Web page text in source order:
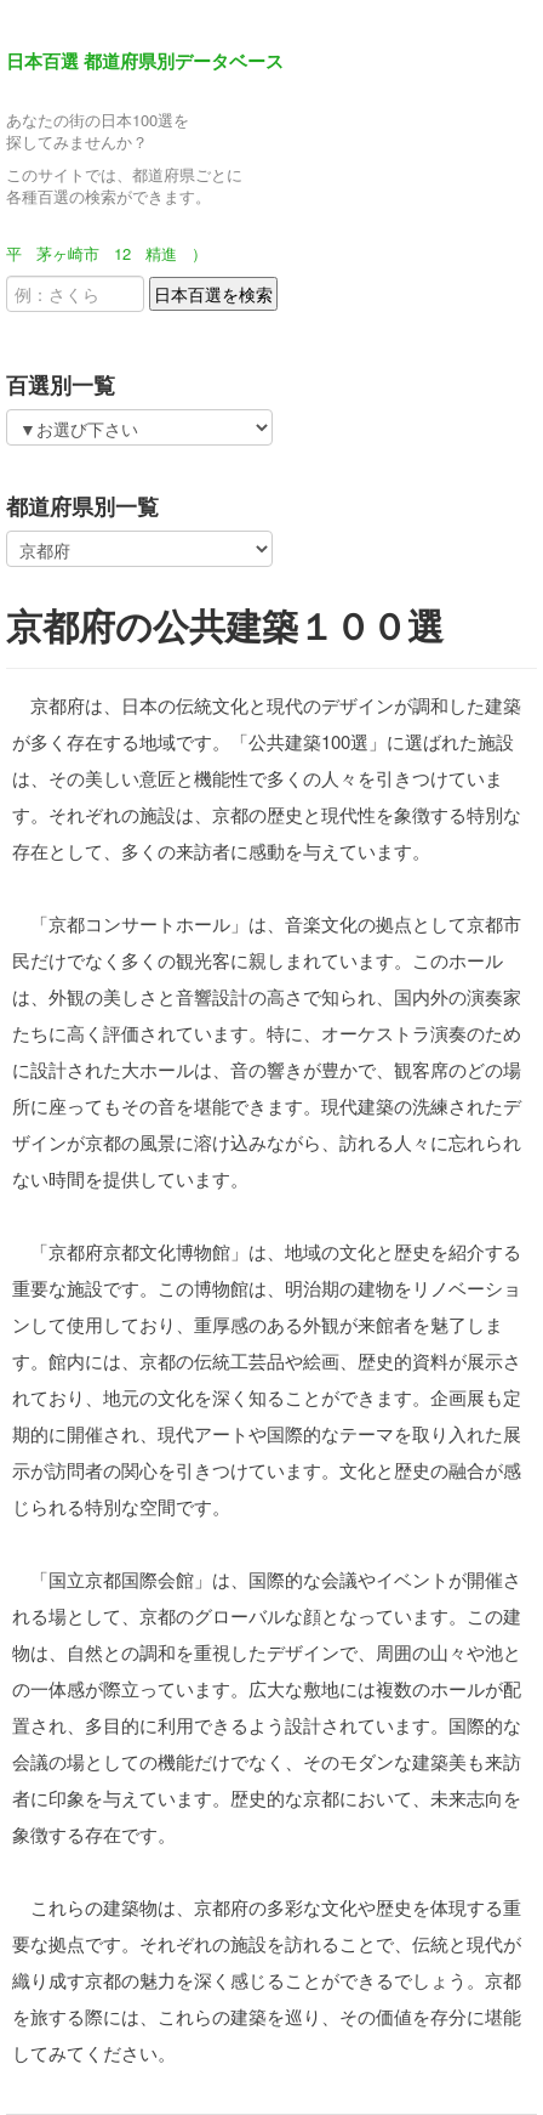
日本百選 都道府県別データベース
あなたの街の日本100選を
探してみませんか？
このサイトでは、都道府県ごとに
各種百選の検索ができます。
平 茅ヶ崎市 12 精進 ）
百選別一覧
都道府県別一覧
京都府の公共建築１００選
京都府は、日本の伝統文化と現代のデザインが調和した建築
が多く存在する地域です。「公共建築100選」に選ばれた施設
は、その美しい意匠と機能性で多くの人々を引きつけていま
す。それぞれの施設は、京都の歴史と現代性を象徴する特別な
存在として、多くの来訪者に感動を与えています。
「京都コンサートホール」は、音楽文化の拠点として京都市
民だけでなく多くの観光客に親しまれています。このホール
は、外観の美しさと音響設計の高さで知られ、国内外の演奏家
たちに高く評価されています。特に、オーケストラ演奏のため
に設計された大ホールは、音の響きが豊かで、観客席のどの場
所に座ってもその音を堪能できます。現代建築の洗練されたデ
ザインが京都の風景に溶け込みながら、訪れる人々に忘れられ
ない時間を提供しています。
「京都府京都文化博物館」は、地域の文化と歴史を紹介する
重要な施設です。この博物館は、明治期の建物をリノベーショ
ンして使用しており、重厚感のある外観が来館者を魅了しま
す。館内には、京都の伝統工芸品や絵画、歴史的資料が展示さ
れており、地元の文化を深く知ることができます。企画展も定
期的に開催され、現代アートや国際的なテーマを取り入れた展
示が訪問者の関心を引きつけています。文化と歴史の融合が感
じられる特別な空間です。
「国立京都国際会館」は、国際的な会議やイベントが開催さ
れる場として、京都のグローバルな顔となっています。この建
物は、自然との調和を重視したデザインで、周囲の山々や池と
の一体感が際立っています。広大な敷地には複数のホールが配
置され、多目的に利用できるよう設計されています。国際的な
会議の場としての機能だけでなく、そのモダンな建築美も来訪
者に印象を与えています。歴史的な京都において、未来志向を
象徴する存在です。
これらの建築物は、京都府の多彩な文化や歴史を体現する重
要な拠点です。それぞれの施設を訪れることで、伝統と現代が
織り成す京都の魅力を深く感じることができるでしょう。京都
を旅する際には、これらの建築を巡り、その価値を存分に堪能
してみてください。